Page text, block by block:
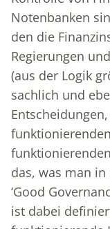
Notenbanken
den die
Regierungen
(aus der Logik
sachlich und
das, was man
‘Good
ist dabei